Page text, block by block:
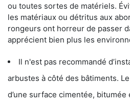
ou toutes sortes de matériels.
les matériaux ou détritus aux
rongeurs ont horreur de passer
apprécient bien plus les
Il n'est pas recommandé
arbustes à côté des bâtiments.
d’une surface cimentée, bitumée